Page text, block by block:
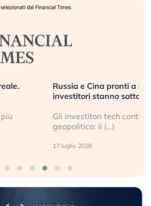
a spegnere Starlink. Gli
sottovalutando il rischio?
continuano a ignorare il rischio